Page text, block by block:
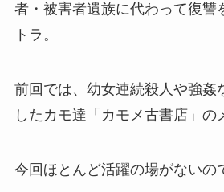
者・被害者遺族に代わって復讐
トラ。
前回では、幼女連続殺人や強姦
したカモ達「カモメ古書店」の
今回ほとんど活躍の場がないの